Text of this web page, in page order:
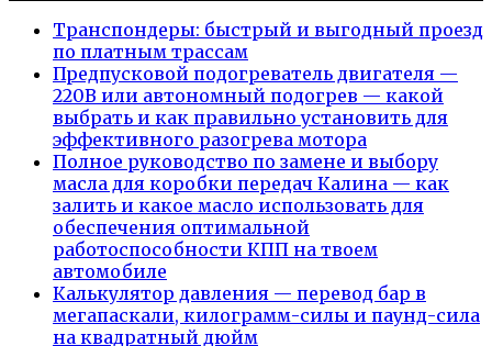
Транспондеры: быстрый и выгодный проезд
по платным трассам
Предпусковой подогреватель двигателя —
220В или автономный подогрев — какой
выбрать и как правильно установить для
эффективного разогрева мотора
Полное руководство по замене и выбору
масла для коробки передач Калина — как
залить и какое масло использовать для
обеспечения оптимальной
работоспособности КПП на твоем
автомобиле
Калькулятор давления — перевод бар в
мегапаскали, килограмм-силы и паунд-сила
на квадратный дюйм